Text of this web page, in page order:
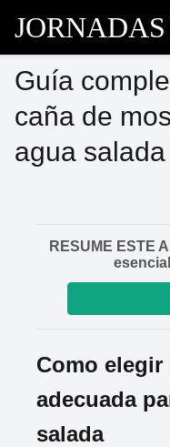
Guía
caña de
agua salada
RESUME ESTE
Como elegir
adecuada
salada